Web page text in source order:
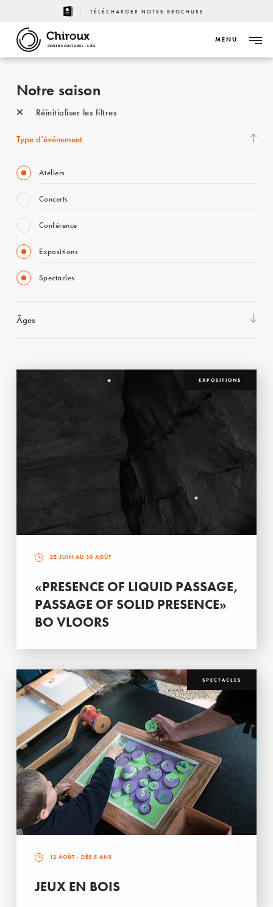
TÉLÉCHARGER NOTRE BROCHURE
CENTRE CULTUREL - LIÈGE
MENU
Notre saison
Réinitialiser les filtres
Type d’événement
Ateliers
Concerts
Conférence
Expositions
Spectacles
Âges
EXPOSITIONS
25 JUIN AU 30 AOÛT
«PRESENCE OF LIQUID PASSAGE,
PASSAGE OF SOLID PRESENCE»
BO VLOORS
SPECTACLES
12 AOÛT - DÈS 5 ANS
JEUX EN BOIS